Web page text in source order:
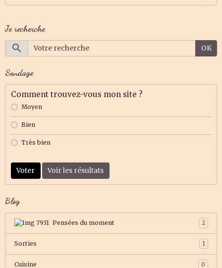
Je recherche
OK
Sondage
Comment trouvez-vous mon site ?
Moyen
Bien
Très bien
Voter Voir les résultats
Blog
Pensées du moment 2
Sorties 1
Cuisine 0